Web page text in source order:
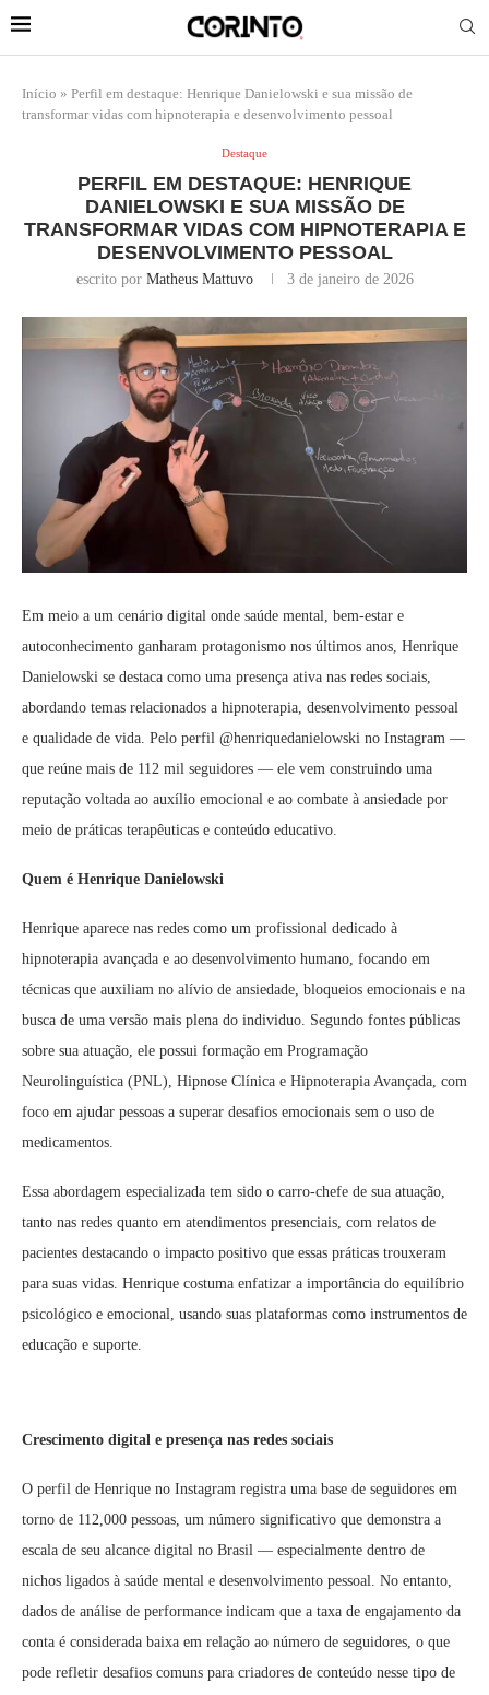
Início » Perfil em destaque: Henrique Danielowski e sua missão de
transformar vidas com hipnoterapia e desenvolvimento pessoal
Destaque
PERFIL EM DESTAQUE: HENRIQUE
DANIELOWSKI E SUA MISSÃO DE
TRANSFORMAR VIDAS COM HIPNOTERAPIA E
DESENVOLVIMENTO PESSOAL
escrito por Matheus Mattuvo 3 de janeiro de 2026
Em meio a um cenário digital onde saúde mental, bem-estar e
autoconhecimento ganharam protagonismo nos últimos anos, Henrique
Danielowski se destaca como uma presença ativa nas redes sociais,
abordando temas relacionados a hipnoterapia, desenvolvimento pessoal
e qualidade de vida. Pelo perfil @henriquedanielowski no Instagram —
que reúne mais de 112 mil seguidores — ele vem construindo uma
reputação voltada ao auxílio emocional e ao combate à ansiedade por
meio de práticas terapêuticas e conteúdo educativo.
Quem é Henrique Danielowski
Henrique aparece nas redes como um profissional dedicado à
hipnoterapia avançada e ao desenvolvimento humano, focando em
técnicas que auxiliam no alívio de ansiedade, bloqueios emocionais e na
busca de uma versão mais plena do individuo. Segundo fontes públicas
sobre sua atuação, ele possui formação em Programação
Neurolinguística (PNL), Hipnose Clínica e Hipnoterapia Avançada, com
foco em ajudar pessoas a superar desafios emocionais sem o uso de
medicamentos.
Essa abordagem especializada tem sido o carro-chefe de sua atuação,
tanto nas redes quanto em atendimentos presenciais, com relatos de
pacientes destacando o impacto positivo que essas práticas trouxeram
para suas vidas. Henrique costuma enfatizar a importância do equilíbrio
psicológico e emocional, usando suas plataformas como instrumentos de
educação e suporte.
Crescimento digital e presença nas redes sociais
O perfil de Henrique no Instagram registra uma base de seguidores em
torno de 112,000 pessoas, um número significativo que demonstra a
escala de seu alcance digital no Brasil — especialmente dentro de
nichos ligados à saúde mental e desenvolvimento pessoal. No entanto,
dados de análise de performance indicam que a taxa de engajamento da
conta é considerada baixa em relação ao número de seguidores, o que
pode refletir desafios comuns para criadores de conteúdo nesse tipo de